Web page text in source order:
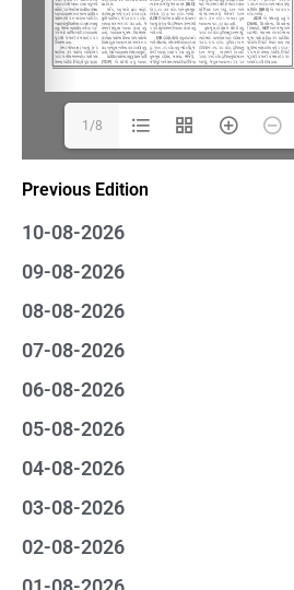
Previous Edition
10-08-2026
09-08-2026
08-08-2026
07-08-2026
06-08-2026
05-08-2026
04-08-2026
03-08-2026
02-08-2026
1/8